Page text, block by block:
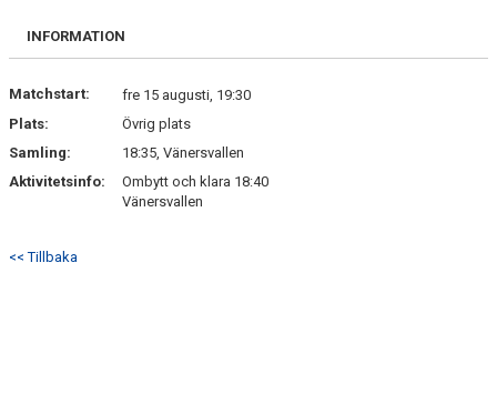
KONTAKT
INFORMATION
Matchstart:
fre 15 augusti, 19:30
Plats:
Övrig plats
Samling:
18:35, Vänersvallen
Aktivitetsinfo:
Ombytt och klara 18:40
Vänersvallen
<< Tillbaka